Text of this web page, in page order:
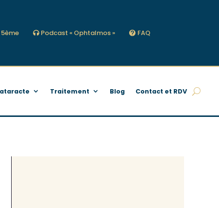
5ème Podcast « Ophtalmos » FAQ
Traitement Blog Contact et RDV